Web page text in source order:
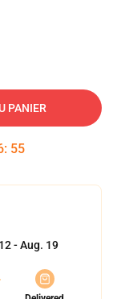
PANIER
: 54
- Aug. 19